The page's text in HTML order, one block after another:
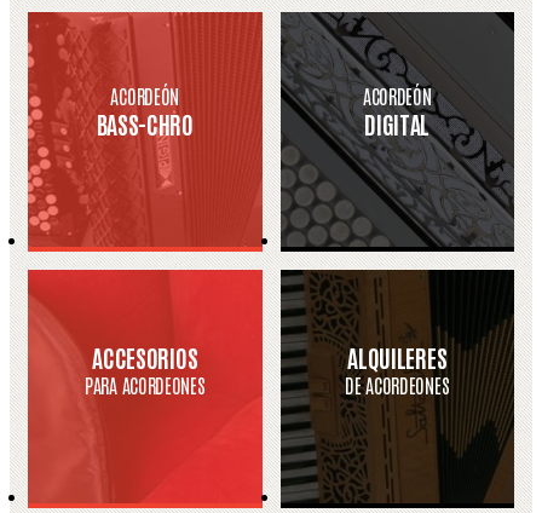
ACORDEÓN
BASS-CHRO
ACORDEÓN
DIGITAL
ACCESORIOS
PARA ACORDEONES
ALQUILERES
DE ACORDEONES